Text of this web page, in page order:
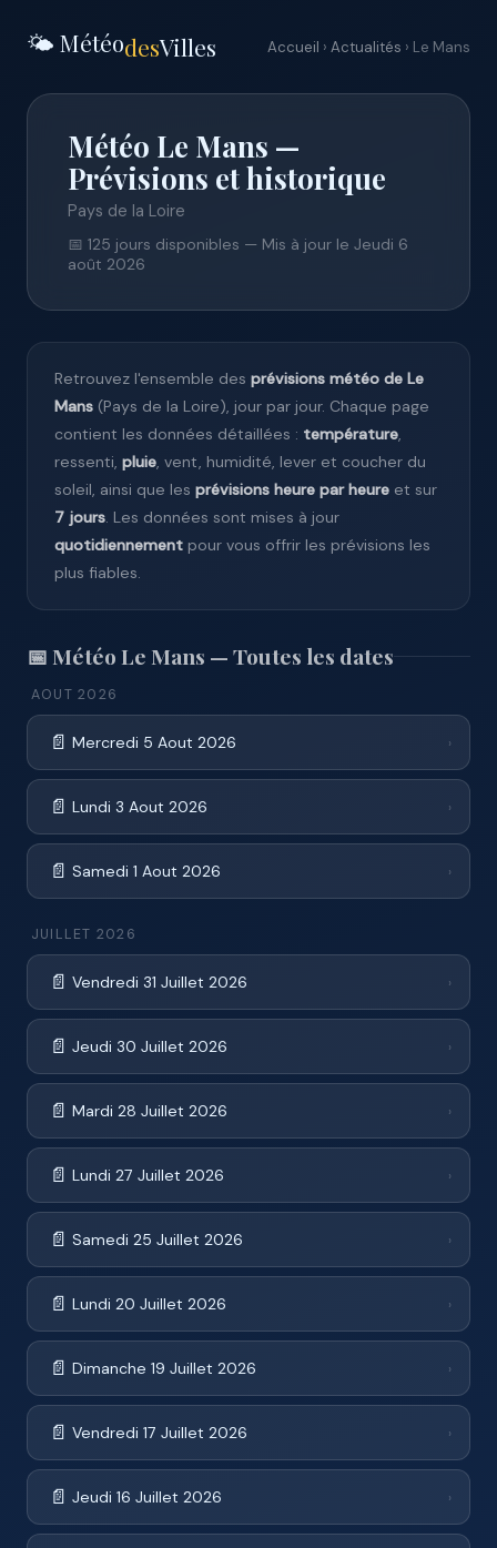
🌤️ MétéodesVilles Accueil › Actualités › Le Mans
Météo Le Mans —
Prévisions et historique
Pays de la Loire
📅 125 jours disponibles — Mis à jour le Jeudi 6
août 2026
Retrouvez l'ensemble des prévisions météo de Le
Mans (Pays de la Loire), jour par jour. Chaque page
contient les données détaillées : température,
ressenti, pluie, vent, humidité, lever et coucher du
soleil, ainsi que les prévisions heure par heure et sur
7 jours. Les données sont mises à jour
quotidiennement pour vous offrir les prévisions les
plus fiables.
📅 Météo Le Mans — Toutes les dates
AOUT 2026
📄 Mercredi 5 Aout 2026 ›
📄 Lundi 3 Aout 2026 ›
📄 Samedi 1 Aout 2026 ›
JUILLET 2026
📄 Vendredi 31 Juillet 2026 ›
📄 Jeudi 30 Juillet 2026 ›
📄 Mardi 28 Juillet 2026 ›
📄 Lundi 27 Juillet 2026 ›
📄 Samedi 25 Juillet 2026 ›
📄 Lundi 20 Juillet 2026 ›
📄 Dimanche 19 Juillet 2026 ›
📄 Vendredi 17 Juillet 2026 ›
📄 Jeudi 16 Juillet 2026 ›